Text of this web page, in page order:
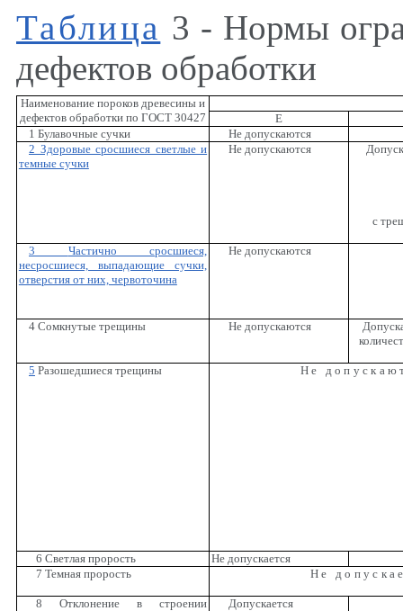
Таблица 3 - Нормы
дефектов обработки
Наименование пороков древесины и
дефектов обработки по ГОСТ 30427
Е
1 Булавочные сучки
Не допускаются
2 Здоровые сросшиеся светлые и
темные сучки
Не допускаются
с
3 Частично сросшиеся,
несросшиеся, выпадающие сучки,
отверстия от них, червоточина
Не допускаются
4 Сомкнутые трещины Не допускаются
5 Разошедшиеся трещины Не
6 Светлая прорость
Не допускается
7 Темная прорость
Не
8 Отклонение в строении
Допускается